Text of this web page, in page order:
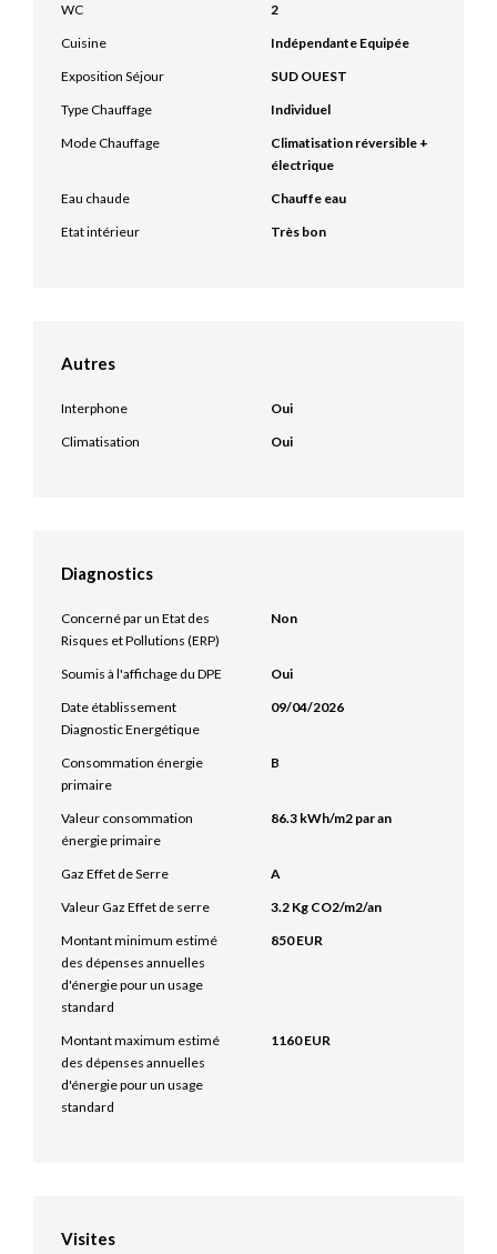
WC
2
Cuisine
Indépendante Equipée
Exposition Séjour
SUD OUEST
Type Chauffage
Individuel
Mode Chauffage
Climatisation réversible +
électrique
Eau chaude
Chauffe eau
Etat intérieur
Très bon
Autres
Interphone
Oui
Climatisation
Oui
Diagnostics
Concerné par un Etat des
Risques et Pollutions (ERP)
Non
Soumis à l'affichage du DPE
Oui
Date établissement
Diagnostic Energétique
09/04/2026
Consommation énergie
primaire
B
Valeur consommation
énergie primaire
86.3 kWh/m2 par an
Gaz Effet de Serre
A
Valeur Gaz Effet de serre
3.2 Kg CO2/m2/an
Montant minimum estimé
des dépenses annuelles
d'énergie pour un usage
standard
850 EUR
Montant maximum estimé
des dépenses annuelles
d'énergie pour un usage
standard
1160 EUR
Visites